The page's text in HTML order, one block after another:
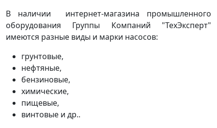
В наличии интернет-магазина промышленного
оборудования Группы Компаний "ТехЭксперт"
имеются разные виды и марки насосов:
грунтовые,
нефтяные,
бензиновые,
химические,
пищевые,
винтовые и др..